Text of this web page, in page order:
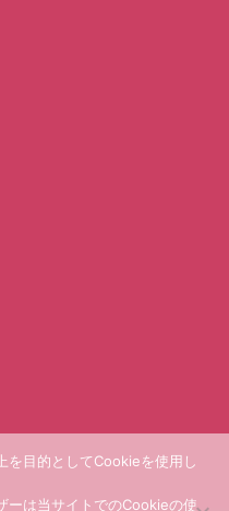
を目的としてCookieを使用し
ーは当サイトでのCookieの使